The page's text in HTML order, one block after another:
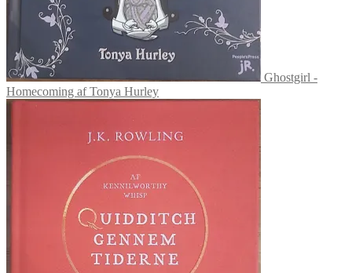
Ghostgirl -
Homecoming af Tonya Hurley